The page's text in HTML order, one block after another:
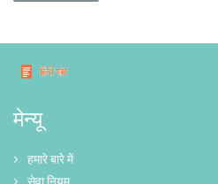
मेन्यू
हमारे बारे में